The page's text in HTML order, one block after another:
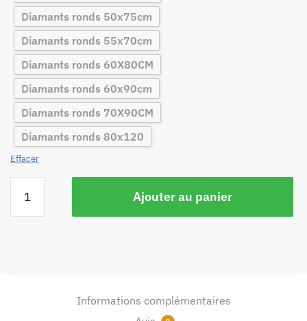
Diamants ronds 50x75cm
Diamants ronds 55x70cm
Diamants ronds 60X80CM
Diamants ronds 60x90cm
Diamants ronds 70X90CM
Diamants ronds 80x120
Effacer
Ajouter au panier
Informations complémentaires